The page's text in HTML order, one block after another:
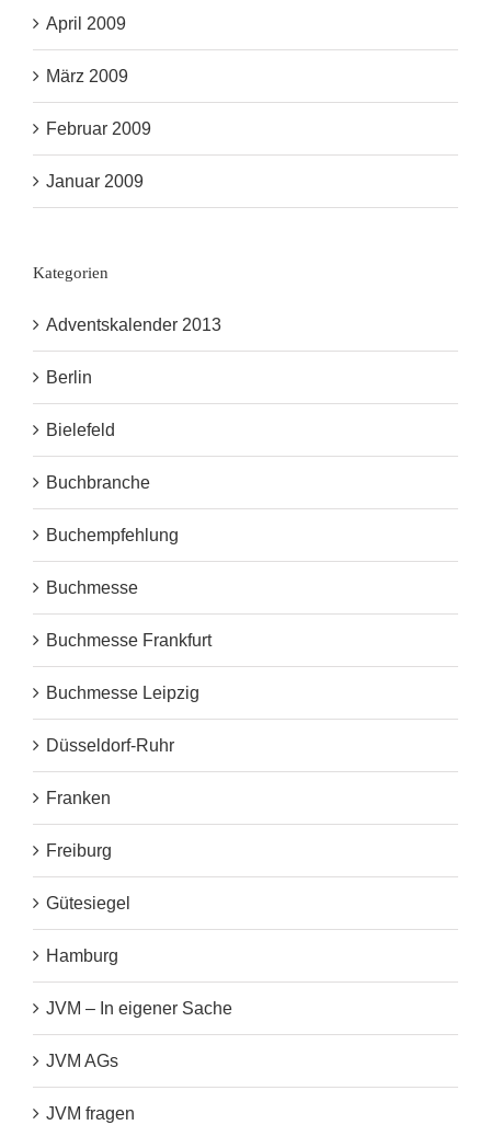
April 2009
März 2009
Februar 2009
Januar 2009
Kategorien
Adventskalender 2013
Berlin
Bielefeld
Buchbranche
Buchempfehlung
Buchmesse
Buchmesse Frankfurt
Buchmesse Leipzig
Düsseldorf-Ruhr
Franken
Freiburg
Gütesiegel
Hamburg
JVM – In eigener Sache
JVM AGs
JVM fragen